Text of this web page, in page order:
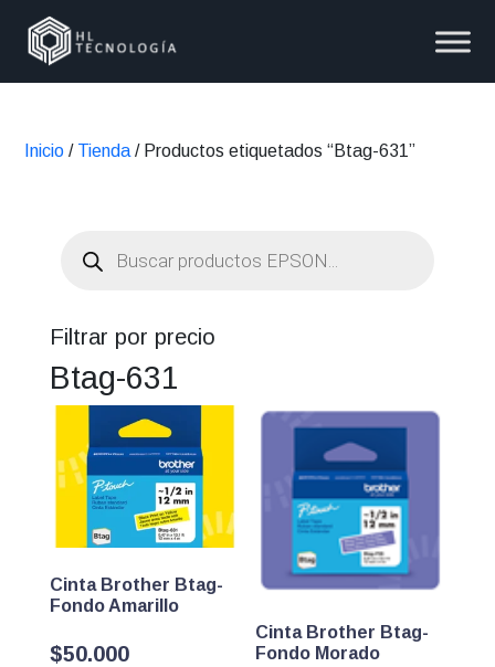
Inicio / Tienda / Productos etiquetados “Btag-631”
productos
Filtrar por precio
Btag-631
Cinta Brother Btag-
Fondo Amarillo
$50.000
Cinta Brother Btag-
Fondo Morado